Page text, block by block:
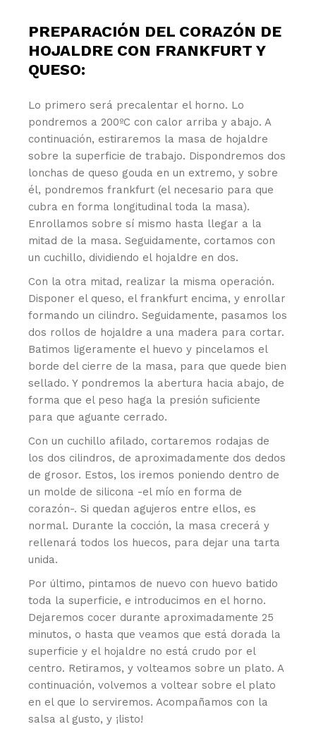
PREPARACIÓN DEL CORAZÓN DE
HOJALDRE CON FRANKFURT Y
QUESO:
Lo primero será precalentar el horno. Lo
pondremos a 200ºC con calor arriba y abajo. A
continuación, estiraremos la masa de hojaldre
sobre la superficie de trabajo. Dispondremos dos
lonchas de queso gouda en un extremo, y sobre
él, pondremos frankfurt (el necesario para que
cubra en forma longitudinal toda la masa).
Enrollamos sobre sí mismo hasta llegar a la
mitad de la masa. Seguidamente, cortamos con
un cuchillo, dividiendo el hojaldre en dos.
Con la otra mitad, realizar la misma operación.
Disponer el queso, el frankfurt encima, y enrollar
formando un cilindro. Seguidamente, pasamos los
dos rollos de hojaldre a una madera para cortar.
Batimos ligeramente el huevo y pincelamos el
borde del cierre de la masa, para que quede bien
sellado. Y pondremos la abertura hacia abajo, de
forma que el peso haga la presión suficiente
para que aguante cerrado.
Con un cuchillo afilado, cortaremos rodajas de
los dos cilindros, de aproximadamente dos dedos
de grosor. Estos, los iremos poniendo dentro de
un molde de silicona -el mío en forma de
corazón-. Si quedan agujeros entre ellos, es
normal. Durante la cocción, la masa crecerá y
rellenará todos los huecos, para dejar una tarta
unida.
Por último, pintamos de nuevo con huevo batido
toda la superficie, e introducimos en el horno.
Dejaremos cocer durante aproximadamente 25
minutos, o hasta que veamos que está dorada la
superficie y el hojaldre no está crudo por el
centro. Retiramos, y volteamos sobre un plato. A
continuación, volvemos a voltear sobre el plato
en el que lo serviremos. Acompañamos con la
salsa al gusto, y ¡listo!